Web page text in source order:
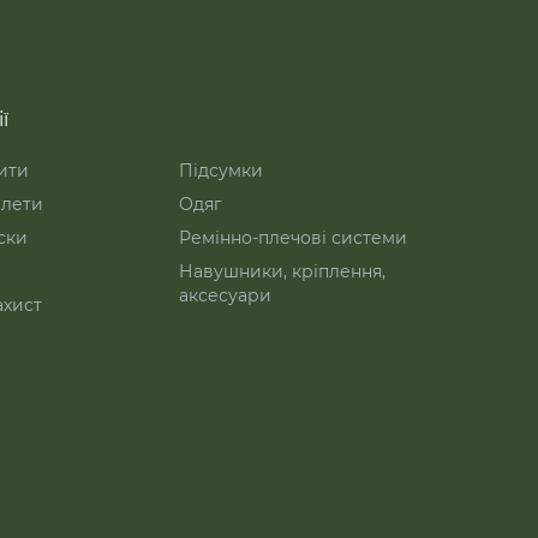
Підсумки
Одяг
Ремінно-плечові системи
Навушники, кріплення,
аксесуари